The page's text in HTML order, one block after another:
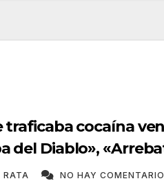
cocaína
del Diablo»,
RATA NO HAY